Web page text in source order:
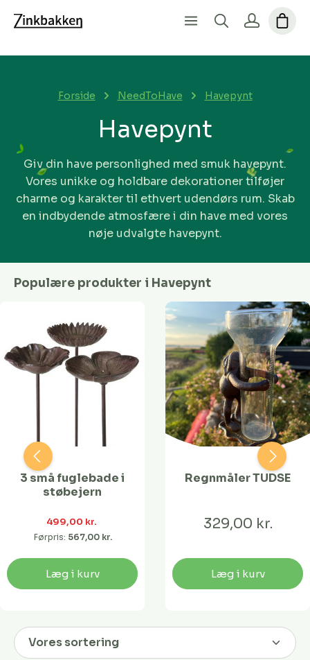
Forside NeedToHave Havepynt
Havepynt
Giv din have personlighed med smuk havepynt.
Vores unikke og holdbare dekorationer tilføjer
charme og karakter til ethvert udendørs rum. Skab
en indbydende atmosfære i din have med vores
nøje udvalgte havepynt.
Populære produkter i Havepynt
3 små fuglebade i
støbejern
499,00 kr.
Førpris: 567,00 kr.
Læg i kurv
Regnmåler TUDSE
329,00 kr.
Læg i kurv